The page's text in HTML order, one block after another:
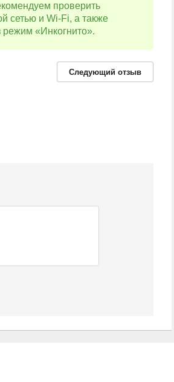
проверить
сетью и Wi-Fi, а также
режим «Инкогнито».
Следующий отзыв